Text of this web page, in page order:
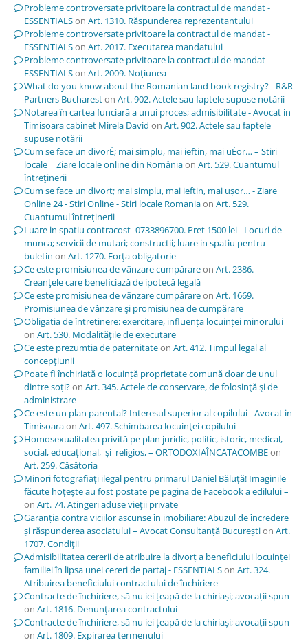
Probleme controversate privitoare la contractul de mandat -
ESSENTIALSon Art. 1310. Răspunderea reprezentantului
Probleme controversate privitoare la contractul de mandat -
ESSENTIALSon Art. 2017. Executarea mandatului
Probleme controversate privitoare la contractul de mandat -
ESSENTIALSon Art. 2009. Noţiunea
What do you know about the Romanian land book registry? - R&R
Partners Buchareston Art. 902. Actele sau faptele supuse notării
Notarea în cartea funciară a unui proces; admisibilitate - Avocat in
Timisoara cabinet Mirela David on Art. 902. Actele sau faptele
supuse notării
Cum se face un divorÈ; mai simplu, mai ieftin, mai uÈor… – Stiri
locale | Ziare locale online din Româniaon Art. 529. Cuantumul
întreţinerii
Cum se face un divorț; mai simplu, mai ieftin, mai ușor… - Ziare
Online 24 - Stiri Online - Stiri locale Romaniaon Art. 529.
Cuantumul întreţinerii
Luare in spatiu contracost -0733896700. Pret 1500 lei - Locuri de
munca; servicii de mutari; constructii; luare in spatiu pentru
buletin on Art. 1270. Forţa obligatorie
Ce este promisiunea de vânzare cumpărareon Art. 2386.
Creanţele care beneficiază de ipotecă legală
Ce este promisiunea de vânzare cumpărareon Art. 1669.
Promisiunea de vânzare şi promisiunea de cumpărare
Obligația de întreținere: exercitare, influența locuinței minorului
on Art. 530. Modalităţile de executare
Ce este prezumția de paternitateon Art. 412. Timpul legal al
concepţiunii
Poate fi închiriată o locuință proprietate comună doar de unul
dintre soți?on Art. 345. Actele de conservare, de folosinţă şi de
administrare
Ce este un plan parental? Interesul superior al copilului - Avocat in
Timisoaraon Art. 497. Schimbarea locuinţei copilului
Homosexualitatea privită pe plan juridic, politic, istoric, medical,
social, educațional, și religios, – ORTODOXIAÎNCATACOMBEon
Art. 259. Căsătoria
Minori fotografiați ilegal pentru primarul Daniel Băluță! Imaginile
făcute hoțește au fost postate pe pagina de Facebook a edilului –
on Art. 74. Atingeri aduse vieţii private
Garanția contra viciilor ascunse în imobiliare: Abuzul de încredere
și răspunderea asociatului – Avocat Consultanță Bucureștion Art.
1707. Condiţii
Admisibilitatea cererii de atribuire la divorț a beneficiului locuinței
familiei în lipsa unei cereri de partaj - ESSENTIALSon Art. 324.
Atribuirea beneficiului contractului de închiriere
Contracte de închiriere, să nu iei țeapă de la chiriași; avocații spun
on Art. 1816. Denunţarea contractului
Contracte de închiriere, să nu iei țeapă de la chiriași; avocații spun
on Art. 1809. Expirarea termenului